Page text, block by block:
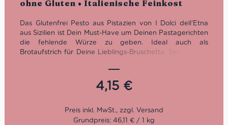
ohne Gluten • Italienische Feinkost
Das Glutenfrei Pesto aus Pistazien von I Dolci dell’Etna
aus Sizilien ist Dein Must-Have um Deinen Pastagerichten
die fehlende Würze zu geben. Ideal auch als
Brotaufstrich für Deine Lieblings-Bruschetta. Seit über 15
sizilianischen Trockenfrüchteexzellente Produkte her. Die
Qualität und Auswahl der besten Pistazien steht an aller
erster Stelle, dass kannst Du an ihren unverkennbaren
4,15 €
Grundpreis: 46,11 € / 1 kg